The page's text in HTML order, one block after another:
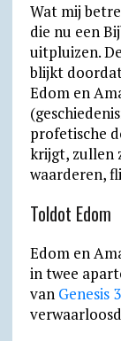
Wat mij
die nu een
uitpluizen.
blijkt
Edom en
profetische
krijgt, zullen
waarderen,
Toldot Edom
Edom en
in twee
van Genesis